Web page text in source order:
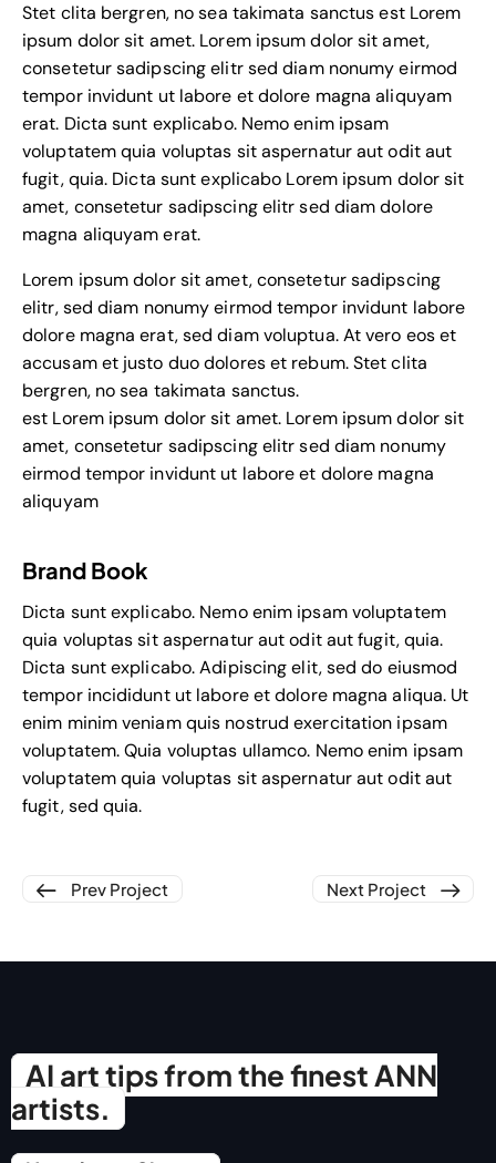
Stet clita bergren, no sea takimata sanctus est Lorem
ipsum dolor sit amet. Lorem ipsum dolor sit amet,
consetetur sadipscing elitr sed diam nonumy eirmod
tempor invidunt ut labore et dolore magna aliquyam
erat. Dicta sunt explicabo. Nemo enim ipsam
voluptatem quia voluptas sit aspernatur aut odit aut
fugit, quia. Dicta sunt explicabo Lorem ipsum dolor sit
amet, consetetur sadipscing elitr sed diam dolore
magna aliquyam erat.
Lorem ipsum dolor sit amet, consetetur sadipscing
elitr, sed diam nonumy eirmod tempor invidunt labore
dolore magna erat, sed diam voluptua. At vero eos et
accusam et justo duo dolores et rebum. Stet clita
bergren, no sea takimata sanctus.
est Lorem ipsum dolor sit amet. Lorem ipsum dolor sit
amet, consetetur sadipscing elitr sed diam nonumy
eirmod tempor invidunt ut labore et dolore magna
aliquyam
Brand Book
Dicta sunt explicabo. Nemo enim ipsam voluptatem
quia voluptas sit aspernatur aut odit aut fugit, quia.
Dicta sunt explicabo. Adipiscing elit, sed do eiusmod
tempor incididunt ut labore et dolore magna aliqua. Ut
enim minim veniam quis nostrud exercitation ipsam
voluptatem. Quia voluptas ullamco. Nemo enim ipsam
voluptatem quia voluptas sit aspernatur aut odit aut
fugit, sed quia.
Prev Project Next Project
AI art tips from the finest ANN
artists.